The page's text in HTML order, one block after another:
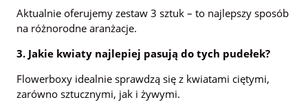
Aktualnie oferujemy zestaw 3 sztuk – to najlepszy sposób
na różnorodne aranżacje.
3. Jakie kwiaty najlepiej pasują do tych pudełek?
Flowerboxy idealnie sprawdzą się z kwiatami ciętymi,
zarówno sztucznymi, jak i żywymi.